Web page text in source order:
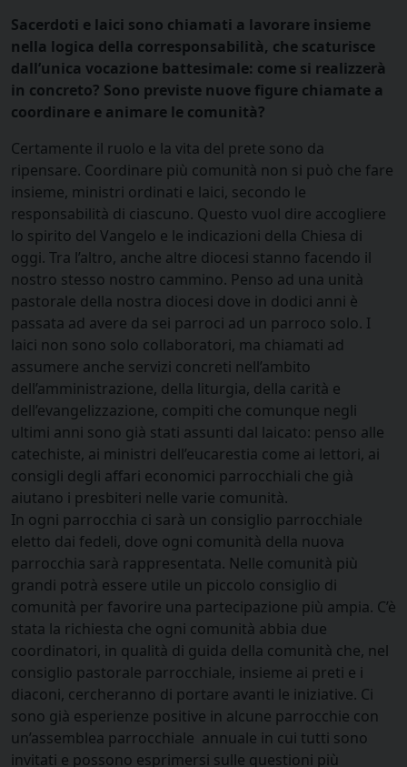
Sacerdoti e laici sono chiamati a lavorare insieme
nella logica della corresponsabilità, che scaturisce
dall’unica vocazione battesimale: come si realizzerà
in concreto? Sono previste nuove figure chiamate a
coordinare e animare le comunità?
Certamente il ruolo e la vita del prete sono da
ripensare. Coordinare più comunità non si può che fare
insieme, ministri ordinati e laici, secondo le
responsabilità di ciascuno. Questo vuol dire accogliere
lo spirito del Vangelo e le indicazioni della Chiesa di
oggi. Tra l’altro, anche altre diocesi stanno facendo il
nostro stesso nostro cammino. Penso ad una unità
pastorale della nostra diocesi dove in dodici anni è
passata ad avere da sei parroci ad un parroco solo. I
laici non sono solo collaboratori, ma chiamati ad
assumere anche servizi concreti nell’ambito
dell’amministrazione, della liturgia, della carità e
dell’evangelizzazione, compiti che comunque negli
ultimi anni sono già stati assunti dal laicato: penso alle
catechiste, ai ministri dell’eucarestia come ai lettori, ai
consigli degli affari economici parrocchiali che già
aiutano i presbiteri nelle varie comunità.
In ogni parrocchia ci sarà un consiglio parrocchiale
eletto dai fedeli, dove ogni comunità della nuova
parrocchia sarà rappresentata. Nelle comunità più
grandi potrà essere utile un piccolo consiglio di
comunità per favorire una partecipazione più ampia. C’è
stata la richiesta che ogni comunità abbia due
coordinatori, in qualità di guida della comunità che, nel
consiglio pastorale parrocchiale, insieme ai preti e i
diaconi, cercheranno di portare avanti le iniziative. Ci
sono già esperienze positive in alcune parrocchie con
un’assemblea parrocchiale annuale in cui tutti sono
invitati e possono esprimersi sulle questioni più